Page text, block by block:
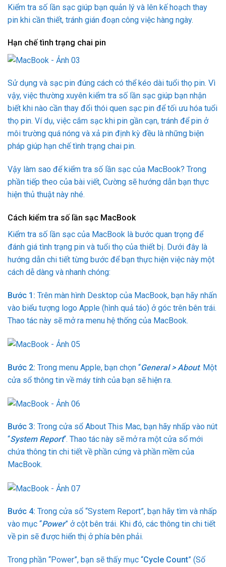
Kiểm tra số lần sạc giúp bạn quản lý và lên kế hoạch thay
pin khi cần thiết, tránh gián đoạn công việc hàng ngày.
Hạn chế tình trạng chai pin
Sử dụng và sạc pin đúng cách có thể kéo dài tuổi thọ pin. Vì
vậy, việc thường xuyên kiểm tra số lần sạc giúp bạn nhận
biết khi nào cần thay đổi thói quen sạc pin để tối ưu hóa tuổi
thọ pin. Ví dụ, việc cắm sạc khi pin gần cạn, tránh để pin ở
môi trường quá nóng và xả pin định kỳ đều là những biện
pháp giúp hạn chế tình trạng chai pin.
Vậy làm sao để kiểm tra số lần sạc của MacBook? Trong
phần tiếp theo của bài viết, Cường sẽ hướng dẫn bạn thực
hiện thủ thuật này nhé.
Cách kiểm tra số lần sạc MacBook
Kiểm tra số lần sạc của MacBook là bước quan trọng để
đánh giá tình trạng pin và tuổi thọ của thiết bị. Dưới đây là
hướng dẫn chi tiết từng bước để bạn thực hiện việc này một
cách dễ dàng và nhanh chóng:
Bước 1: Trên màn hình Desktop của MacBook, bạn hãy nhấn
vào biểu tượng logo Apple (hình quả táo) ở góc trên bên trái.
Thao tác này sẽ mở ra menu hệ thống của MacBook.
Bước 2: Trong menu Apple, bạn chọn “General > About. Một
cửa sổ thông tin về máy tính của bạn sẽ hiện ra.
Bước 3: Trong cửa sổ About This Mac, bạn hãy nhấp vào nút
“System Report“. Thao tác này sẽ mở ra một cửa sổ mới
chứa thông tin chi tiết về phần cứng và phần mềm của
MacBook.
Bước 4: Trong cửa sổ “System Report”, bạn hãy tìm và nhấp
vào mục “Power” ở cột bên trái. Khi đó, các thông tin chi tiết
về pin sẽ được hiển thị ở phía bên phải.
Trong phần “Power”, bạn sẽ thấy mục “Cycle Count” (Số